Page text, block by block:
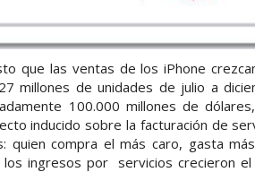
que las ventas de los iPhone
millones de unidades de julio a
100.000 millones de
inducido sobre la facturación de
quien compra el más caro, gasta
ingresos por servicios crecieron el